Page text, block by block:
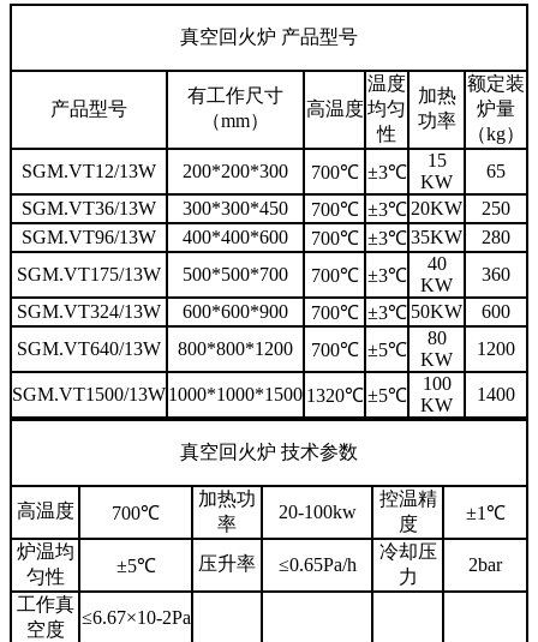
真空回火炉 产品型号
产品型号
有工作尺寸
（mm）
高温度
温度
均匀
性
加热
功率
额定装
炉量
（kg）
SGM.VT12/13W
200*200*300 700℃ ±3℃
15
KW
65
SGM.VT36/13W
300*300*450 700℃ ±3℃ 20KW
250
SGM.VT96/13W
400*400*600 700℃ ±3℃ 35KW
280
SGM.VT175/13W
500*500*700 700℃ ±3℃
40
KW
360
SGM.VT324/13W
600*600*900 700℃ ±3℃ 50KW
600
SGM.VT640/13W
800*800*1200 700℃ ±5℃
80
KW
1200
SGM.VT1500/13W1000*1000*1500 1320℃ ±5℃
100
KW
1400
真空回火炉 技术参数
高温度 700℃
加热功
率
20-100kw
控温精
度
±1℃
炉温均
匀性
±5℃ 压升率 ≤0.65Pa/h
冷却压
力
2bar
工作真
空度
≤6.67×10-2Pa